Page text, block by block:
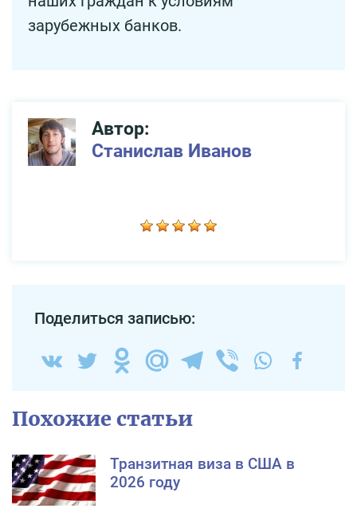
зарубежных банков.
Автор:
Станислав Иванов
Поделиться записью:
Похожие статьи
Транзитная виза в США в
2026 году